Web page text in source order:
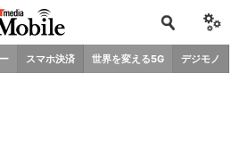
スマホ決済 世界を変える5G デジモノ